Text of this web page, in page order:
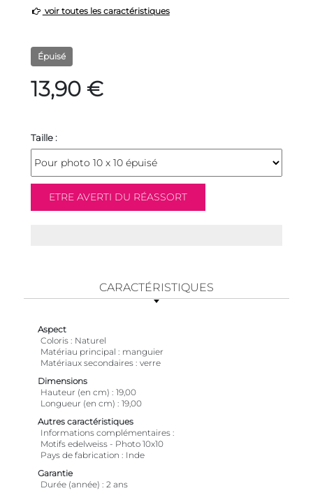
voir toutes les caractéristiques
Épuisé
13,90 €
Taille :
CARACTÉRISTIQUES
Aspect
Coloris
Naturel
Matériau principal
manguier
Matériaux secondaires verre
Dimensions
Hauteur (en cm)
19,00
Longueur (en cm)
19,00
Autres caractéristiques
Informations complémentaires
Motifs edelweiss - Photo 10x10
Pays de fabrication
Inde
Garantie
Durée (année)
2 ans